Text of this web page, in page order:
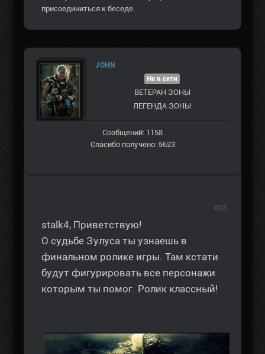
присоединиться к беседе.
JOHN
Не в сети
ВЕТЕРАН ЗOНЫ
ЛЕГЕНДА ЗОНЫ
Сообщений: 1158
Спасибо получено: 5623
stalk4, Приветствую!
О судьбе Зулуса ты узнаешь в
финальном ролике игры. Там кстати
будут фигурировать все персонажи
которым ты помог. Ролик классный!
#63